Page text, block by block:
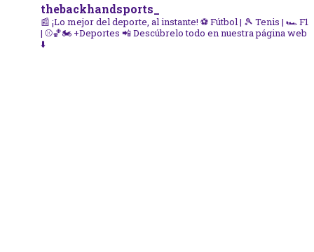
thebackhandsports_
📰 ¡Lo mejor del deporte, al instante! ⚽ Fútbol | 🎾 Tenis | 🏎️ F1
| ⚾🏀🏍️ +Deportes 📲 Descúbrelo todo en nuestra página web
⬇️